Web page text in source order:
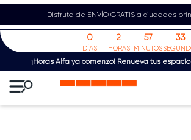
Disfruta de ENVÍO GRATIS a ciudades
¡Horas Alfa ya comenzó! Renueva tus
0
DÍAS
2
HORAS
57
MINUTOS
33